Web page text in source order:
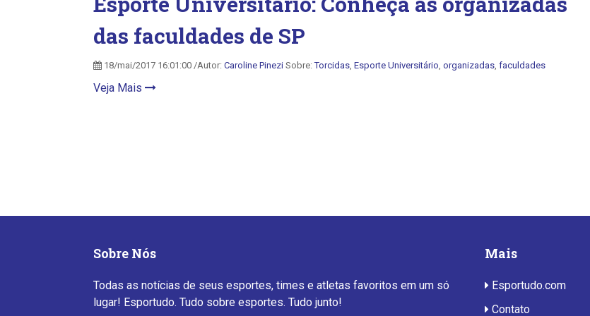
das faculdades de SP
18/mai/2017 16:01:00 /Autor: Caroline Pinezi Sobre:Torcidas, Esporte Universitário, organizadas, faculdades
Veja Mais
Sobre Nós
Todas as notícias de seus esportes, times e atletas favoritos em um só
lugar! Esportudo. Tudo sobre esportes. Tudo junto!
Mais
Esportudo.com
Contato